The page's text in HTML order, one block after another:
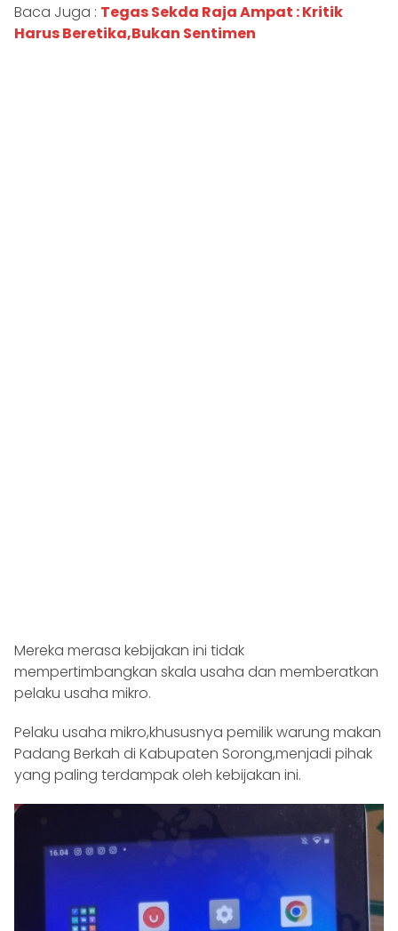
Baca Juga : Tegas Sekda Raja Ampat : Kritik
Harus Beretika,Bukan Sentimen
Mereka merasa kebijakan ini tidak
mempertimbangkan skala usaha dan memberatkan
pelaku usaha mikro.
Pelaku usaha mikro,khususnya pemilik warung makan
Padang Berkah di Kabupaten Sorong,menjadi pihak
yang paling terdampak oleh kebijakan ini.